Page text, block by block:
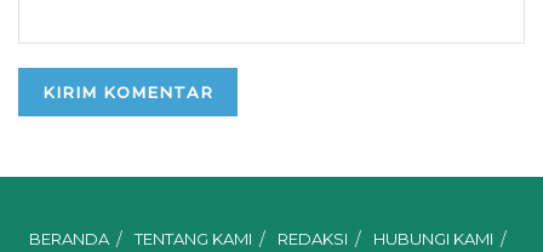
BERANDA TENTANG KAMI REDAKSI HUBUNGI KAMI